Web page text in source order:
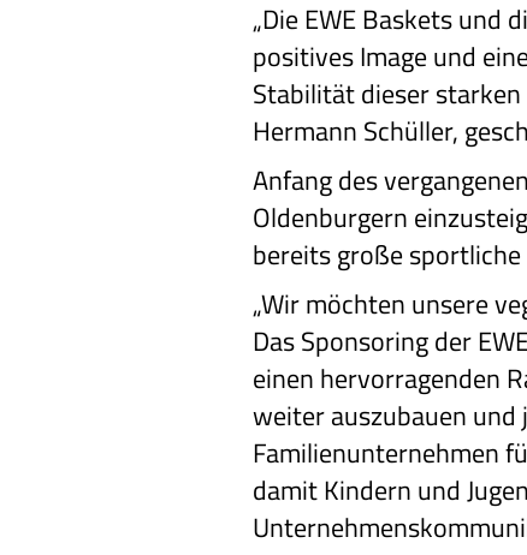
„Die EWE Baskets und
positives Image und
Stabilität dieser
Hermann Schüller,
Anfang des
Oldenburgern
bereits große
„Wir möchten unsere
Das Sponsoring der
einen hervorragenden
weiter auszubauen und
Familienunternehmen
damit Kindern und